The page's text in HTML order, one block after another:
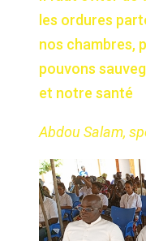
les ordures
nos chambres,
pouvons
et notre santé
Abdou Salam,